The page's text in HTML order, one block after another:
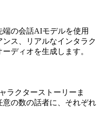
の会話AIモデルを使用
ス、リアルなインタラク
ディオを生成します。
ラクターストーリーま
の数の話者に、それぞれ